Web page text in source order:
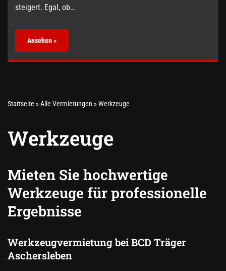
steigert. Egal, ob…
Ansehen »
Startseite »Alle Vermietungen »Werkzeuge
Werkzeuge
Mieten Sie hochwertige
Werkzeuge für professionelle
Ergebnisse
Werkzeugvermietung bei BCD Träger
Aschersleben